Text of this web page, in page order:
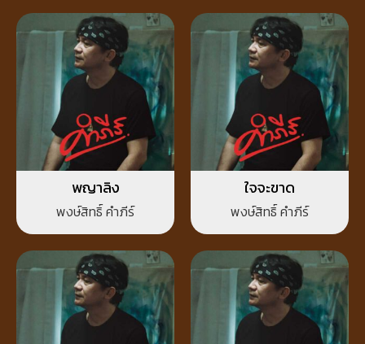
พญาลิง
พงษ์สิทธิ์ คำภีร์
ใจจะขาด
พงษ์สิทธิ์ คำภีร์